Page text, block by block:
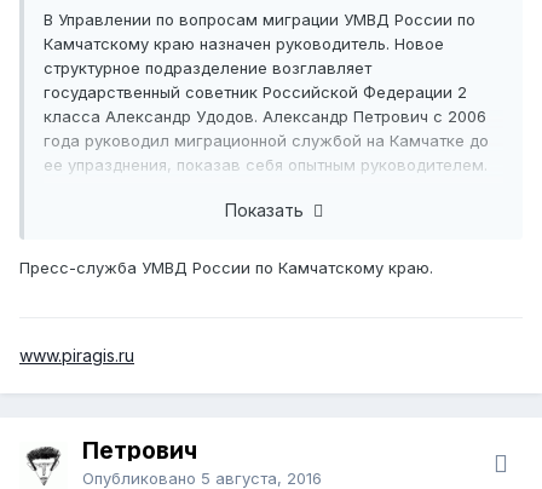
В Управлении по вопросам миграции УМВД России по
Камчатскому краю назначен руководитель. Новое
структурное подразделение возглавляет
государственный советник Российской Федерации 2
класса Александр Удодов. Александр Петрович с 2006
года руководил миграционной службой на Камчатке до
ее упразднения, показав себя опытным руководителем.
полиции Михаил Смирнов. Михаил Владимирович
краевого Управления МВД России и получил новое
начальника Управления экономической безопасности и
Камчатскому краю. Награжден медалями МВД России
"За отличие в службе" II и III степени.
Показать
Пресс-служба УМВД России по Камчатскому краю.
www.piragis.ru
Петрович
Опубликовано 5 августа, 2016